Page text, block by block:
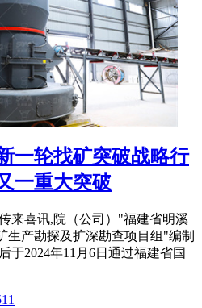
一轮找矿突破战略行
一重大突破
来喜讯,院（公司）"福建省明溪
生产勘探及扩深勘查项目组"编制
于2024年11月6日通过福建省国